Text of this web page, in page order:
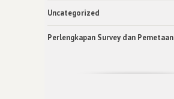
Uncategorized
Perlengkapan Survey dan Pemetaan